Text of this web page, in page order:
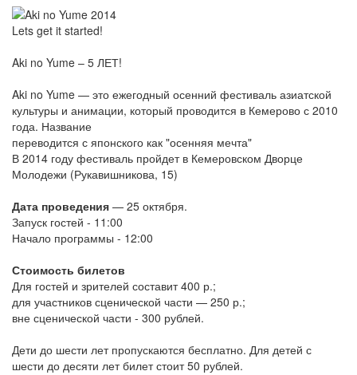
Lets get it started!
Aki no Yume – 5 ЛЕТ!
Aki no Yume — это ежегодный осенний фестиваль азиатской
культуры и анимации, который проводится в Кемерово с 2010
года. Название
переводится с японского как "осенняя мечта"
В 2014 году фестиваль пройдет в Кемеровском Дворце
Молодежи (Рукавишникова, 15)
Дата проведения — 25 октября.
Запуск гостей - 11:00
Начало программы - 12:00
Стоимость билетов
Для гостей и зрителей составит 400 р.;
для участников сценической части — 250 р.;
вне сценической части - 300 рублей.
Дети до шести лет пропускаются бесплатно. Для детей с
шести до десяти лет билет стоит 50 рублей.